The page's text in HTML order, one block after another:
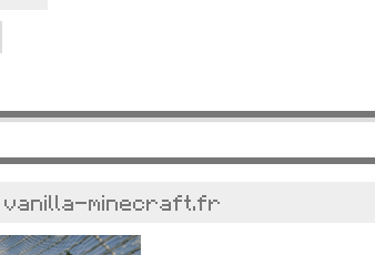
vanilla-minecraft.fr